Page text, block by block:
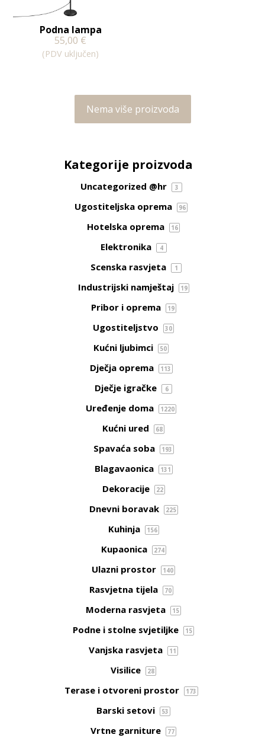
Podna lampa
55,00 €
(PDV uključen)
Nema više proizvoda
Kategorije proizvoda
Uncategorized @hr 3
Ugostiteljska oprema 96
Hotelska oprema 16
Elektronika 4
Scenska rasvjeta 1
Industrijski namještaj 19
Pribor i oprema 19
Ugostiteljstvo 30
Kućni ljubimci 50
Dječja oprema 113
Dječje igračke 6
Uređenje doma 1220
Kućni ured 68
Spavaća soba 193
Blagavaonica 131
Dekoracije 22
Dnevni boravak 225
Kuhinja 156
Kupaonica 274
Ulazni prostor 140
Rasvjetna tijela 70
Moderna rasvjeta 15
Podne i stolne svjetiljke 15
Vanjska rasvjeta 11
Visilice 28
Terase i otvoreni prostor 173
Barski setovi 53
Vrtne garniture 77